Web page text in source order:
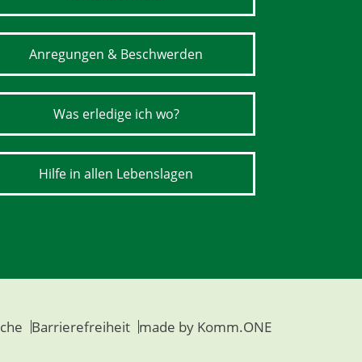
Anregungen & Beschwerden
Was erledige ich wo?
Hilfe in allen Lebenslagen
Barrierefreiheit made by Komm.ONE